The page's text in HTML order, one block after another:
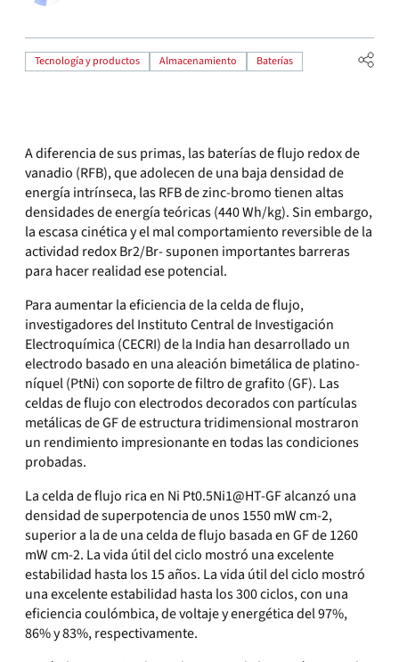
Tecnología y productos Almacenamiento Baterías
A diferencia de sus primas, las baterías de flujo redox de
vanadio (RFB), que adolecen de una baja densidad de
energía intrínseca, las RFB de zinc-bromo tienen altas
densidades de energía teóricas (440 Wh/kg). Sin embargo,
la escasa cinética y el mal comportamiento reversible de la
actividad redox Br2/Br- suponen importantes barreras
para hacer realidad ese potencial.
Para aumentar la eficiencia de la celda de flujo,
investigadores del Instituto Central de Investigación
Electroquímica (CECRI) de la India han desarrollado un
electrodo basado en una aleación bimetálica de platino-
níquel (PtNi) con soporte de filtro de grafito (GF). Las
celdas de flujo con electrodos decorados con partículas
metálicas de GF de estructura tridimensional mostraron
un rendimiento impresionante en todas las condiciones
probadas.
La celda de flujo rica en Ni Pt0.5Ni1@HT-GF alcanzó una
densidad de superpotencia de unos 1550 mW cm-2,
superior a la de una celda de flujo basada en GF de 1260
mW cm-2. La vida útil del ciclo mostró una excelente
estabilidad hasta los 15 años. La vida útil del ciclo mostró
una excelente estabilidad hasta los 300 ciclos, con una
eficiencia coulómbica, de voltaje y energética del 97%,
86% y 83%, respectivamente.